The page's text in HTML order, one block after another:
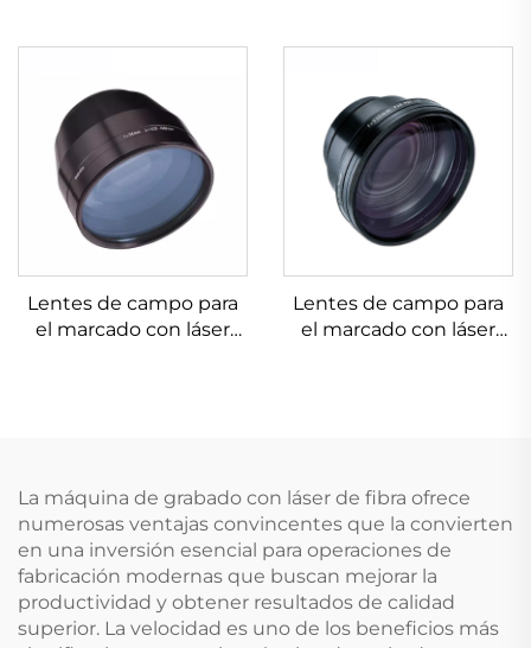
Lentes de campo para
el marcado con láser
Lentes de campo para
el marcado con láser
La máquina de grabado con láser de fibra ofrece
numerosas ventajas convincentes que la convierten
en una inversión esencial para operaciones de
fabricación modernas que buscan mejorar la
productividad y obtener resultados de calidad
superior. La velocidad es uno de los beneficios más